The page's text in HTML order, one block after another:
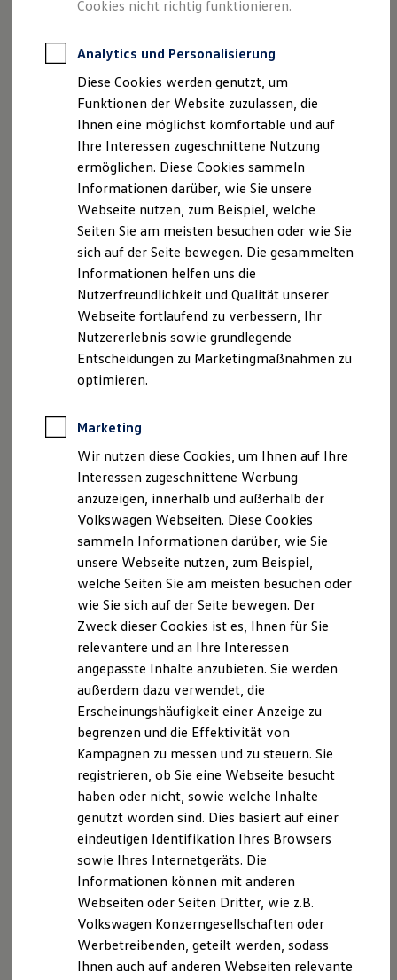
TopDeal
Zertifizierte Gebrauchtwagen
Für Privatkunden
Für Gewerbekunden
Leasing
Für Privatkunden
Für Gewerbekunden
Versicherungen & Garantien
Garantien
Kfz-Versicherung für Nutzfahrzeuge
Restschuldversicherung
Wartungsverträge
Besitzer & Service
Reparatur & Service
Sommer-Special
Reparatur, Pflege & Inspektion
Servicetermin anfragen
Service-Vorteile bei Volkswagen Nutzfahrzeuge
ServicePlus
Economy Service
Räder & Reifen Service
Ersatzfahrzeuge
Software, Konnektivität & Apps
California App
VW Connect für Ihren ID. Buzz
VW Connect für Ihren Transporter/Caravelle
VW Connect für Ihren Amarok
VW Connect für andere Modelle
Connect Pro
Fleet Interface Data
Multistop Pathfinder
Übersicht Software Updates
Hilfreiches für Besitzer
Fahrerassistenz- und Sicherheitssysteme
Kontrollleuchten
Kurzfahrprofile und Ölverdünnung
XTL-Dieselkraftstoff
Ersatzteile und Betriebsflüssigkeiten
Original Zubehör und Lifestyle Produkte
myVolkswagen
myVolkswagen Business
Elektrisch & Autonom
Elektro - & Hybridfahrzeuge
Unser Ansatz
Klimafreundlicher Strom
Reichweite & Ladelösungen
Reichweitensimulator
Ladezeitensimulator
Ladelösungen für Privatkunden
Ladelösungen für Gewerbekunden
Wallbox und Ladekabel
Förderung & Kosten der Elektrofahrzeuge
Fördermöglichkeiten für Privatkunden
Fördermöglichkeiten für Gewerbekunden
Mindener Straße 100
49084 Osnabrück
Telefon: 0541-97113-0
Fax: 0541-97113-18
E-Mail:info@auto-haertel.de
Anbieterkennzeichnung
Geschäftsführer: Henning Härtel, Richard Härtel und
Martin Graeß
Handelsregister: Registergericht Osnabrück HRB
Umsatzsteueridentifikationsnr.: DE 426589671
Gebundener Versicherungsvertreter nach § 34d Abs. 7
erteilt durch die IHK Osnabrück, Neuer Graben 38,
49074 Osnabrück.
Register-Nr. D-42B6-UFNGA-32
www.vermittlerregister.info
Registerdaten: Deutscher Industrie- und
Handelskammertag (DIHK) e.V.,
Breite Straße 29, 10178 Berlin
Hinweis gemäß § 36
Verbraucherstreitbeilegungsgesetz (VSBG):
DEr Verkäufer (das Autohaus) wird nicht an einem
Streitbeilegungsverfahren vor einer
Verbraucherschlichtungsstelle im Sinne des VSBG
teilnehmen und ist hierzu auch nicht verpflichtet.
Haftungshinweis
Mit Urteil vom 12. Mai 1998 - 312 O 85/98 - "Haftung
für Links" hat das Landgericht Hamburg entschieden,
dass man durch die Anbringung eines Links die Inhalte
der gelinkten Seite ggf. mit zu verantworten hat. Dies
kann nur dadurch verhindert werden, dass man sich
ausdrücklich von diesen Inhalten distanziert.
Wir haben Links zu anderen Seiten gelegt und
möchten ausdrücklich betonen, dass wir keinerlei
Einfluss auf die Gestaltung und die Inhalte der
gelinkten Seiten haben. Deshalb distanzieren wir uns
Cookies nicht richtig funktionieren.
Analytics und Personalisierung
Diese Cookies werden genutzt, um
Funktionen der Website zuzulassen, die
Ihnen eine möglichst komfortable und auf
Ihre Interessen zugeschnittene Nutzung
ermöglichen. Diese Cookies sammeln
Informationen darüber, wie Sie unsere
Webseite nutzen, zum Beispiel, welche
Seiten Sie am meisten besuchen oder wie Sie
sich auf der Seite bewegen. Die gesammelten
Informationen helfen uns die
Nutzerfreundlichkeit und Qualität unserer
Webseite fortlaufend zu verbessern, Ihr
Nutzererlebnis sowie grundlegende
Entscheidungen zu Marketingmaßnahmen zu
optimieren.
Marketing
Wir nutzen diese Cookies, um Ihnen auf Ihre
Interessen zugeschnittene Werbung
anzuzeigen, innerhalb und außerhalb der
Volkswagen Webseiten. Diese Cookies
sammeln Informationen darüber, wie Sie
unsere Webseite nutzen, zum Beispiel,
welche Seiten Sie am meisten besuchen oder
wie Sie sich auf der Seite bewegen. Der
Zweck dieser Cookies ist es, Ihnen für Sie
relevantere und an Ihre Interessen
angepasste Inhalte anzubieten. Sie werden
außerdem dazu verwendet, die
Erscheinungshäufigkeit einer Anzeige zu
begrenzen und die Effektivität von
Kampagnen zu messen und zu steuern. Sie
registrieren, ob Sie eine Webseite besucht
haben oder nicht, sowie welche Inhalte
genutzt worden sind. Dies basiert auf einer
eindeutigen Identifikation Ihres Browsers
sowie Ihres Internetgeräts. Die
Informationen können mit anderen
Webseiten oder Seiten Dritter, wie z.B.
Volkswagen Konzerngesellschaften oder
Werbetreibenden, geteilt werden, sodass
Ihnen auch auf anderen Webseiten relevante